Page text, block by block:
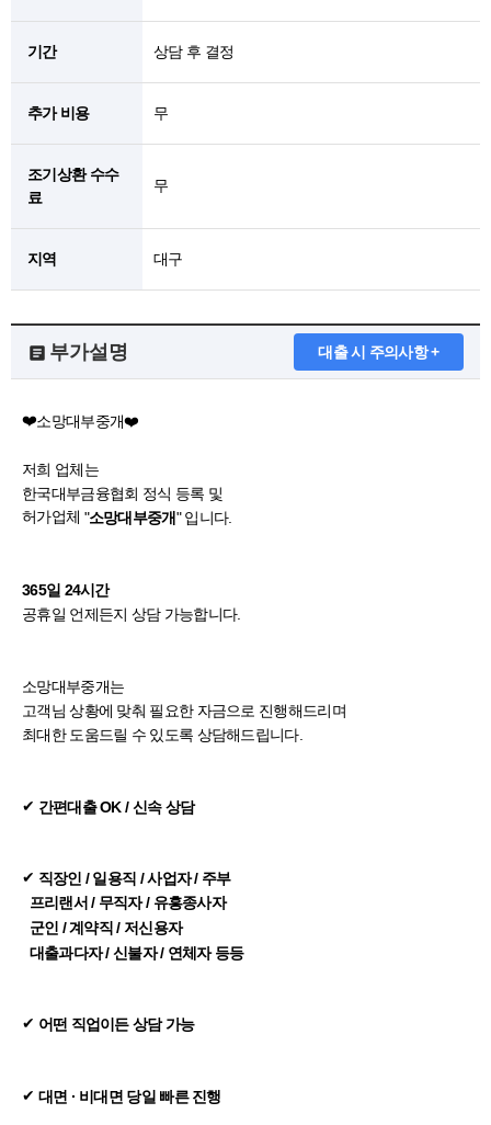
기간 상담 후 결정
추가 비용 무
조기상환 수수
료
무
지역 대구
부가설명 대출 시 주의사항 +
❤️소망대부중개❤️
저희 업체는
한국대부금융협회 정식 등록 및
허가업체 "소망대부중개" 입니다.
365일 24시간
공휴일 언제든지 상담 가능합니다.
소망대부중개는
고객님 상황에 맞춰 필요한 자금으로 진행해드리며
최대한 도움드릴 수 있도록 상담해드립니다.
✔ 간편대출 OK / 신속 상담
✔ 직장인 / 일용직 / 사업자 / 주부
프리랜서 / 무직자 / 유흥종사자
군인 / 계약직 / 저신용자
대출과다자 / 신불자 / 연체자 등등
✔ 어떤 직업이든 상담 가능
✔ 대면 · 비대면 당일 빠른 진행